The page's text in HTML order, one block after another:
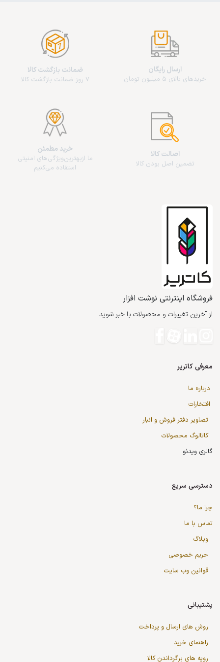
ارسال رایگان
خریدهای بالای 5 میلیون تومان
ضمانت بازگشت کالا
7 روز ضمانت بازگشت کالا
اصالت کالا
تضمین اصل بودن کالا
خرید مطمئن
ما از‌بهترین‌ویژگی‌های امنیتی
استفاده می‌کنیم
فروشگاه اینترنتی نوشت افزار
از آخرین تغییرات و محصولات با خبر شوید
معرفی کاتریر
درباره ما
افتخارات
تصاویر دفتر فروش و انبار
کاتالوگ محصولات
گالری ویدئو
دسترسی سریع
چرا ما؟
تماس با ما
وبلاگ
حریم خصوصی
قوانین وب سایت
پشتیبانی
روش های ارسال و پرداخت
راهنمای خرید
رویه های برگرداندن کالا